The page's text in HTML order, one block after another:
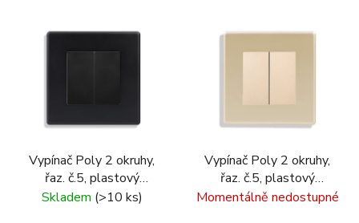
Vypínač Poly 2 okruhy,
řaz. č.5, plastový
rámeček, černá
Skladem (>10 ks)
Vypínač Poly 2 okruhy,
řaz. č.5, plastový
rámeček, zlatá
Momentálně nedostupné